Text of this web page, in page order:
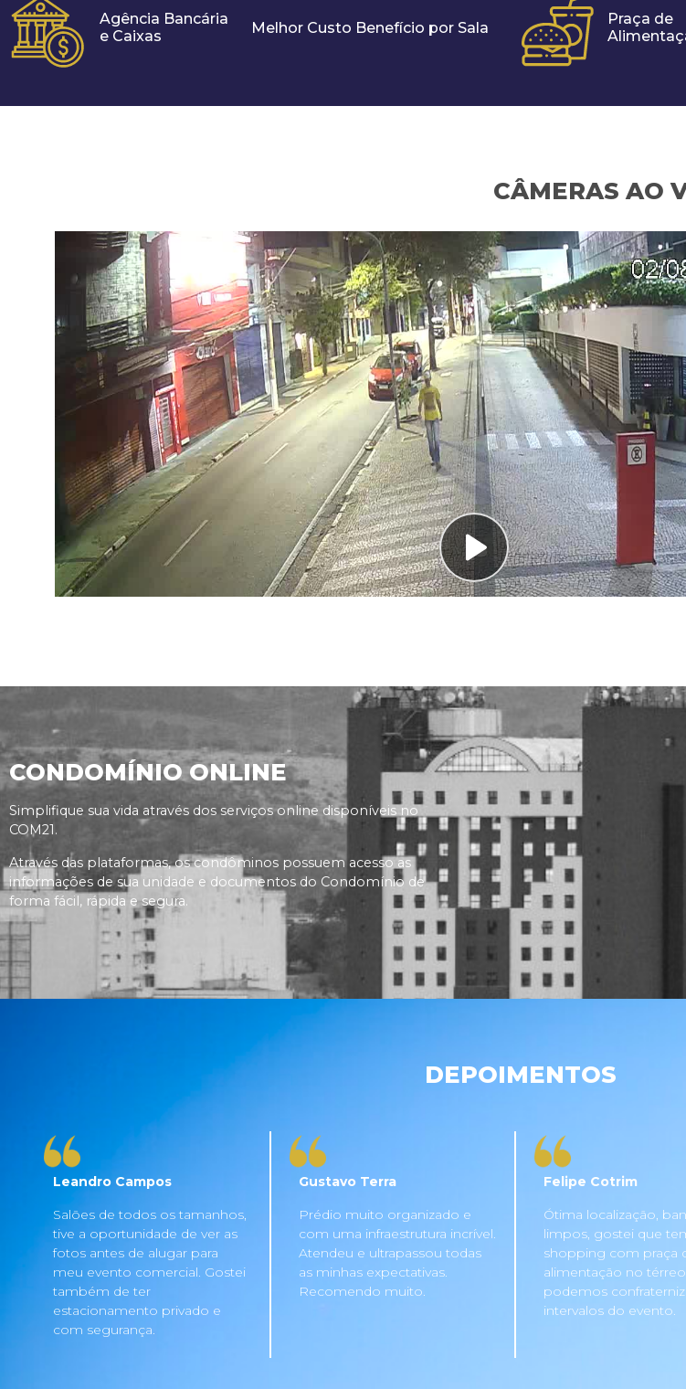
Agência Bancária
e Caixas
Melhor Custo Benefício por Sala
Praça de
CÂMERAS AO
CONDOMÍNIO ONLINE
Simplifique sua vida através dos serviços online disponíveis no
COM21.
Através das plataformas, os condôminos possuem acesso as
informações de sua unidade e documentos do Condomínio de
forma fácil, rápida e segura.
DEPOIMENTOS
Salões de todos os tamanhos,
tive a oportunidade de ver as
fotos antes de alugar para
meu evento comercial. Gostei
também de ter
estacionamento privado e
com segurança.
Leandro Campos
Prédio muito organizado e
com uma infraestrutura incrível.
Atendeu e ultrapassou todas
as minhas expectativas.
Recomendo muito.
Gustavo Terra
Ótima localização,
limpos, gostei que
shopping com praça
alimentação no
podemos
intervalos do evento.
Felipe Cotrim